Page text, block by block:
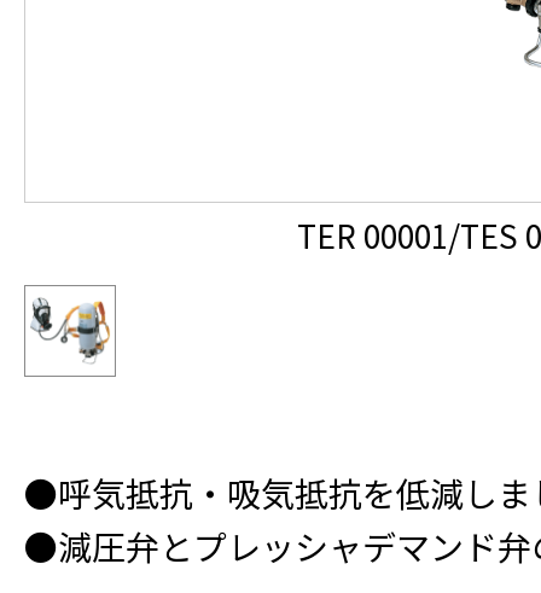
TER 00001/TES
●呼気抵抗・吸気抵抗を低減しま
●減圧弁とプレッシャデマンド弁